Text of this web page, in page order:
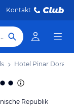
Kontakt
Hotel, Reiseziel
Hotel Pinar Dorado
Republik